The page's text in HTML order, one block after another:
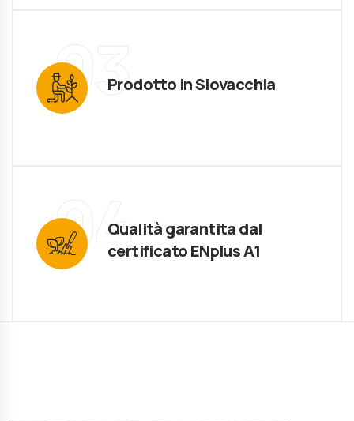
03Prodotto in Slovacchia
04Qualità garantita dal
certificato ENplus A1